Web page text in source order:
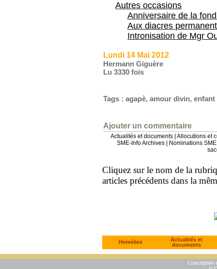
Autres occasions
Anniversaire de la
Aux diacres
Intronisation de Mgr
Lundi 14 Mai 2012
Hermann Giguère
Lu 3330 fois
Tags :agapè,amour divin,enfant
Ajouter un commentaire
Actualités et documents
Allocutions et
SME-Info Archives
Nominations
Cliquez sur le nom de la
articles précédents dans la
Homélies
Actualités et
documents
Conception